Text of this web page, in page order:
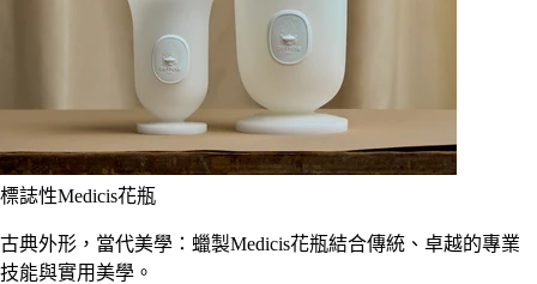
標誌性Medicis花瓶
古典外形，當代美學：蠟製Medicis花瓶結合傳統、卓越的專業
技能與實用美學。